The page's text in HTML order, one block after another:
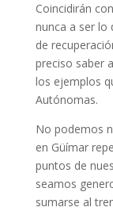
Coincidirán
nunca a ser lo
de
preciso saber
los ejemplos
Autónomas.
No podemos
en Güímar
puntos de
seamos
sumarse al